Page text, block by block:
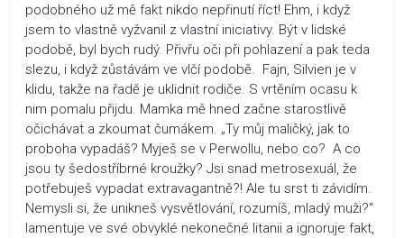
podobného už mě fakt nikdo nepřinutí říct! Ehm, i když
jsem to vlastně vyžvanil z vlastní iniciativy. Být v lidské
podobě, byl bych rudý. Přivřu oči při pohlazení a pak teda
slezu, i když zůstávám ve vlčí podobě. Fajn, Silvien je v
klidu, takže na řadě je uklidnit rodiče. S vrtěním ocasu k
nim pomalu přijdu. Mamka mě hned začne starostlivě
očichávat a zkoumat čumákem. „Ty můj maličký, jak to
proboha vypadáš? Myješ se v Perwollu, nebo co? A co
jsou ty šedostříbrné kroužky? Jsi snad metrosexuál, že
potřebuješ vypadat extravagantně?! Ale tu srst ti závidím.
Nemysli si, že unikneš vysvětlování, rozumíš, mladý muži?“
lamentuje ve své obvyklé nekonečné litanii a ignoruje fakt,